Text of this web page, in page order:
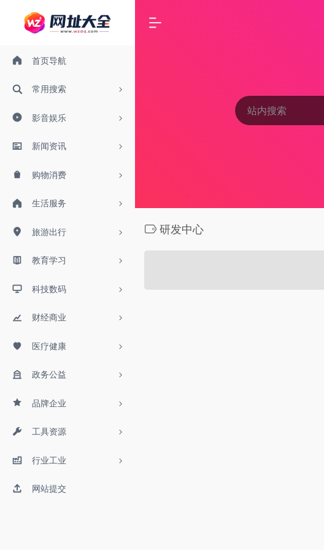
首页导航
常用搜索
影音娱乐
新闻资讯
购物消费
生活服务
旅游出行
教育学习
科技数码
财经商业
医疗健康
政务公益
品牌企业
工具资源
行业工业
网站提交
研发中心